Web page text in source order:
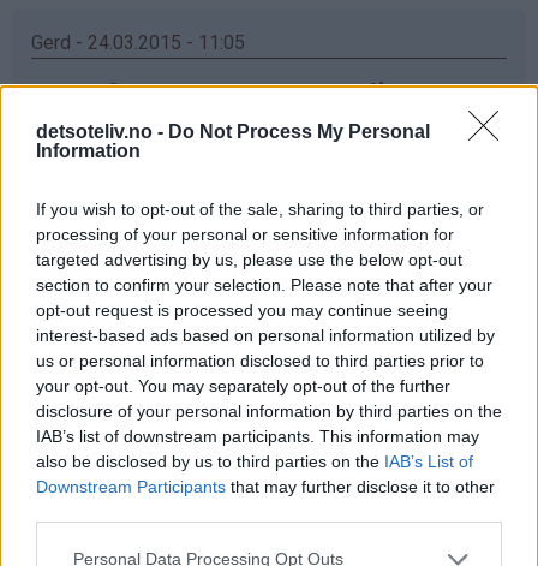
detsoteliv.no - Do Not Process My Personal
Information
If you wish to opt-out of the sale, sharing to third parties, or
processing of your personal or sensitive information for
targeted advertising by us, please use the below opt-out
section to confirm your selection. Please note that after your
opt-out request is processed you may continue seeing
interest-based ads based on personal information utilized by
us or personal information disclosed to third parties prior to
your opt-out. You may separately opt-out of the further
disclosure of your personal information by third parties on the
IAB’s list of downstream participants. This information may
also be disclosed by us to third parties on the IAB’s List of
Downstream Participants that may further disclose it to other
Personal Data Processing Opt Outs
Gerd - 24.03.2015 - 11:05
elsker vafler,men har enda ikke greid og fått meg ett
vaffeljern som er bra ,det jeg har no koker og ikke
steiker ,men ska kjøp nytt og da ska e prøv dette
Anette - 24.03.2015 - 11:05
Ett nytt vaffeljern hadde ikke vært så ille!☺ Da hadde
jeg endelig sluppet å vente i 5 min før en vaffel var klar!
Mitt nåværende jern er litt slitent for å si det slik ✌
Svar
Anonym - 24.03.2015 - 11:05